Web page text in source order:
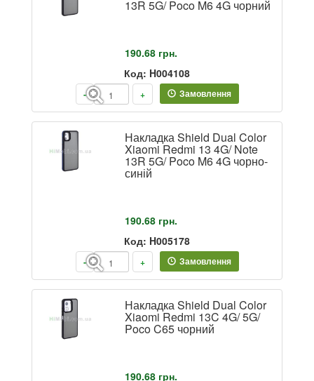
13R 5G/ Poco M6 4G чорний
190.68 грн.
Код: H004108
- + Замовлення
Накладка Shield Dual Color
Xiaomi Redmi 13 4G/ Note
13R 5G/ Poco M6 4G чорно-
синій
190.68 грн.
Код: H005178
- + Замовлення
Накладка Shield Dual Color
Xiaomi Redmi 13C 4G/ 5G/
Poco C65 чорний
190.68 грн.